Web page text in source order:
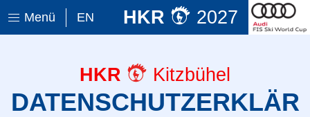
Menü EN HKR 2027
HKR Kitzbühel
DATENSCHUTZERKLÄR